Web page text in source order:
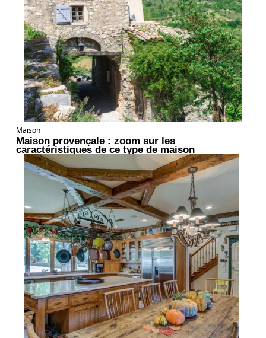
Maison
Maison provençale : zoom sur les
caractéristiques de ce type de maison